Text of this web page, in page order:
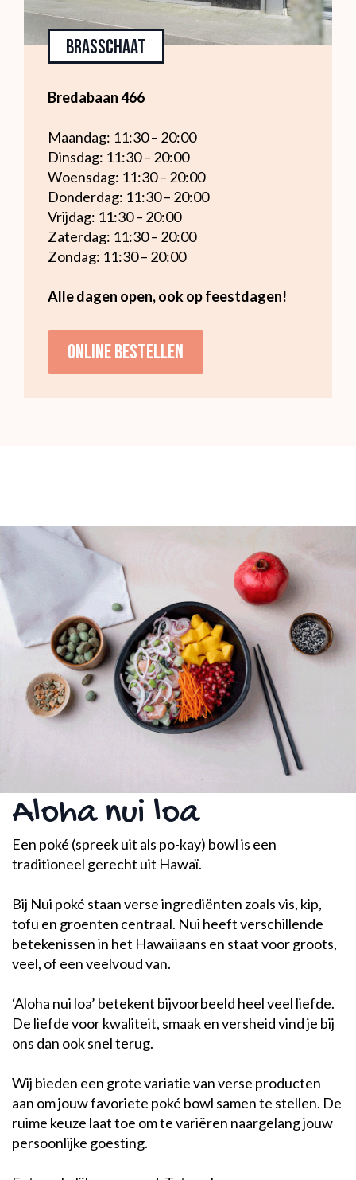
Brasschaat
Bredabaan 466
Maandag: 11:30 – 20:00
Dinsdag: 11:30 – 20:00
Woensdag: 11:30 – 20:00
Donderdag: 11:30 – 20:00
Vrijdag: 11:30 – 20:00
Zaterdag: 11:30 – 20:00
Zondag: 11:30 – 20:00
Alle dagen open, ook op feestdagen!
Online bestellen
Aloha nui loa
Een poké (spreek uit als po-kay) bowl is een
traditioneel gerecht uit Hawaï.
Bij Nui poké staan verse ingrediënten zoals vis, kip,
tofu en groenten centraal. Nui heeft verschillende
betekenissen in het Hawaiiaans en staat voor groots,
veel, of een veelvoud van.
‘Aloha nui loa’ betekent bijvoorbeeld heel veel liefde.
De liefde voor kwaliteit, smaak en versheid vind je bij
ons dan ook snel terug.
Wij bieden een grote variatie van verse producten
aan om jouw favoriete poké bowl samen te stellen. De
ruime keuze laat toe om te variëren naargelang jouw
persoonlijke goesting.